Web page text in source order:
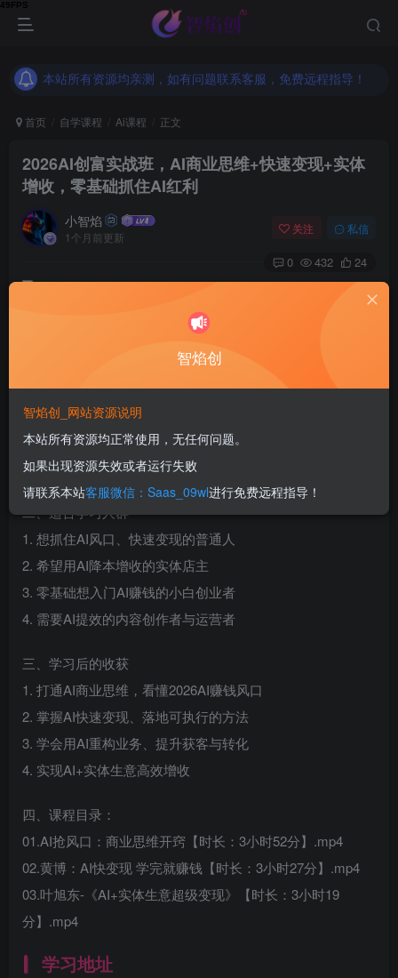
本站所有资源均亲测，如有问题联系客服，免费远程指导！
本站所有资源均亲测，如有问题联系客服，免费远程指导！
首页 自学课程 Ai课程 正文
2026AI创富实战班，AI商业思维+快速变现+实体
增收，零基础抓住AI红利
小智焰
1个月前更新
关注 私信
0 432 24
本课程是2026AI创富火箭班实战课，聚焦AI商业趋势与变现
红利，不讲复杂技术，只用大白话拆解普通人可落地的AI赚
钱方法，涵盖AI智能体、营销内容批量生成、直播流程重
构、精准获客变现、AI+实体生意增收等核心内容，助力学员
快速抓住AI创富风口。
二、适合学习人群
1. 想抓住AI风口、快速变现的普通人
2. 希望用AI降本增收的实体店主
3. 零基础想入门AI赚钱的小白创业者
4. 需要AI提效的内容创作者与运营者
三、学习后的收获
1. 打通AI商业思维，看懂2026AI赚钱风口
2. 掌握AI快速变现、落地可执行的方法
3. 学会用AI重构业务、提升获客与转化
4. 实现AI+实体生意高效增收
四、课程目录：
01.AI抢风口：商业思维开窍【时长：3小时52分】.mp4
02.黄博：AI快变现 学完就赚钱【时长：3小时27分】.mp4
03.叶旭东-《AI+实体生意超级变现》【时长：3小时19
分】.mp4
学习地址
智焰创
智焰创_网站资源说明
本站所有资源均正常使用，无任何问题。
如果出现资源失效或者运行失败
请联系本站客服微信：Saas_09wl进行免费远程指导！